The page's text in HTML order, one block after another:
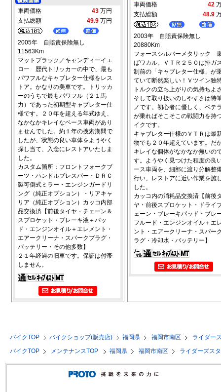
車両価格 43 万円
支払総額
49.9 万円
2005年 自賠責保険無し
11563Km
マットブラック／キャンディーイエ
ロー 歴代トリッカーの中で、最も
パワフルなキャブレター仕様をレス
トア。かなりの美車です。トリッカ
ーのうちで最もパワフル（２１馬
力）であった初期型キャブレター仕
様です。２０年を超える年式ゆえ、
なかなかキレイなベース車両があり
ませんでした。約１年の捜索期間で
したが、状態の良い車体をようやく
探し当て、入念にレストアいたしま
した。
カスタム箇所：フロントフォークブ
ーツ・ハンドルブレスバー・ＤＲＣ
製可倒式ミラー・エンジンガードリ
ング（純正オプション）・リアキャ
リア（純正オプション）カッコ内部
品交換済【前後タイヤ・チェーン＆
スプロケット・ブレーキ液＋パッ
ド・エンジンオイル＋エレメント・
エアークリーナ・スパークプラグ・
バッテリー・その他多数】
２１年経過の旧車です。保証は付帯
しません。
車両価格 42
支払総額
48.9
2003年 自賠責保険無し
20880Km
フォースシルバーメタリック
ばワカル。ＶＴＲ２５０は排ガ
制前の「キャブレター仕様」が
ていて断然楽しい！Ｖツイン独
トルクの立ち上がりの気持ちよ
そして取り扱いのしやすさは特
ノです。初心者に優しく、ベテ
が乗ればそこそこの戦闘力を持
イクです。
キャブレター仕様のＶＴＲは最
物でも２０年超えています。だ
キレイな個体がなかなか無いの
す。ようやく見つけた程度の良
ース車両を、細部に渡り分解整
行い、レストアに近い作業を施
した。
カッコ内の消耗品交換済【前後
ヤ・前後スプロケット・ドライ
ェーン・ブレーキパッド・ブレ
フルード・エンジンオイル＋エ
ント・エアークリーナ・スパー
ラグ・冷却水・バッテリー】
バイクTOP バイクショップ(販売店) 福岡県 福岡市南区
ライダー
バイクTOP
メンテナンスTOP 福岡県 福岡市南区 ライダーズス